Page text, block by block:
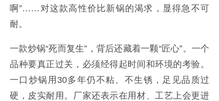
啊”……对这款高性价比新锅的渴求，显得急不可
耐。
一款炒锅“死而复生”，背后还藏着一颗“匠心”。一个
品种要真正过关，必须经得起时间和环境的考验。
一口炒锅用30多年仍不粘、不生锈，足见品质过
硬，皮实耐用。厂家还表示在用材、工艺上会更进